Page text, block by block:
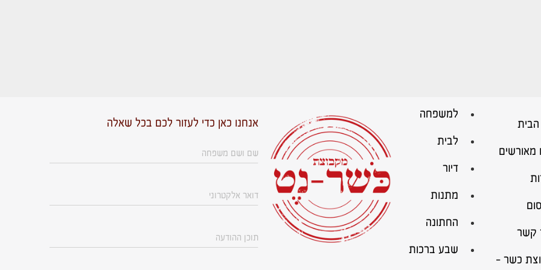
מאורשים
קשר
כשר –
למשפחה
לבית
דיור
מתנות
החתונה
שבע ברכות
אנחנו כאן כדי לעזור לכם בכל שאלה